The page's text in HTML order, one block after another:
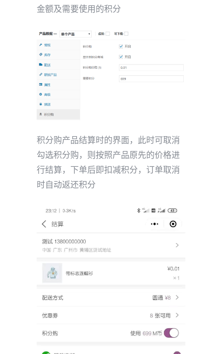
金额及需要使用的积分
积分购产品结算时的界面，此时可取消
勾选积分购，则按照产品原先的价格进
行结算，下单后即扣减积分，订单取消
时自动返还积分